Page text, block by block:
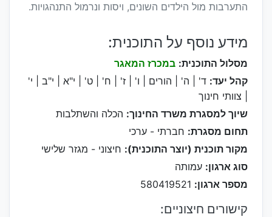
התערבות מול הילדים השונים, ויסות ונרמול התנהגויות.
מידע נוסף על התוכנית:
מסלול התוכנית: במכרז המאגר
קהל יעד: ד' | ה' | הורים | ו' | ז' | ח' | ט' | י"א | י"ב | י'
| צוותי חינוך
שיוך למסגרת משרד החינוך: הכלה והשתלבות
תחום מסגרת: חברתי - ערכי
מקור תוכנית (יוצר התוכנית): חיצוני - מגזר שלישי
סוג ארגון: עמותה
מספר ארגון:
קישורים חיצוניים: